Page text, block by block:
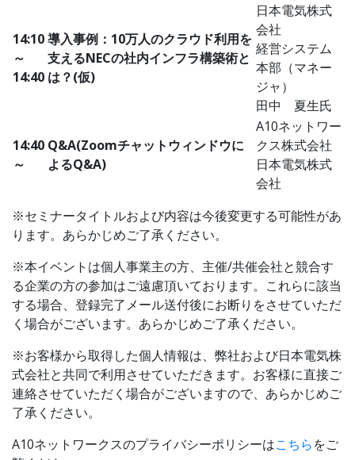
14:10
～
14:40
導入事例：10万人のクラウド利用を
支えるNECの社内インフラ構築術と
は？(仮)
日本電気株式
会社
経営システム
本部（マネー
ジャ）
田中 夏生氏
14:40
～
Q&A(Zoomチャットウィンドウに
よるQ&A)
A10ネットワー
クス株式会社
日本電気株式
会社
※セミナータイトルおよび内容は今後変更する可能性があ
ります。あらかじめご了承ください。
※本イベントは個人事業主の方、主催/共催会社と競合す
る企業の方の参加はご遠慮頂いております。これらに該当
する場合、登録完了メール送付後にお断りをさせていただ
く場合がございます。あらかじめご了承ください。
※お客様から取得した個人情報は、弊社および日本電気株
式会社と共同で利用させていただきます。お客様に直接ご
連絡させていただく場合がございますので、あらかじめご
了承ください。
A10ネットワークスのプライバシーポリシーはこちらをご